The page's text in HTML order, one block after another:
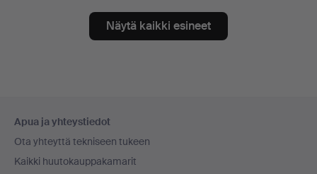
Näytä kaikki esineet
Apua ja yhteystiedot
Ota yhteyttä tekniseen tukeen
Kaikki huutokauppakamarit